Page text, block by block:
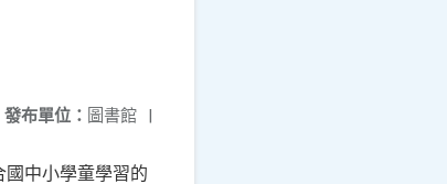
發布單位： 圖書館 |
中小學童學習的